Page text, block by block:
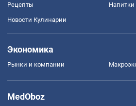
Рецепты Напитки
Новости Кулинарии
Экономика
Рынки и компании
MedOboz